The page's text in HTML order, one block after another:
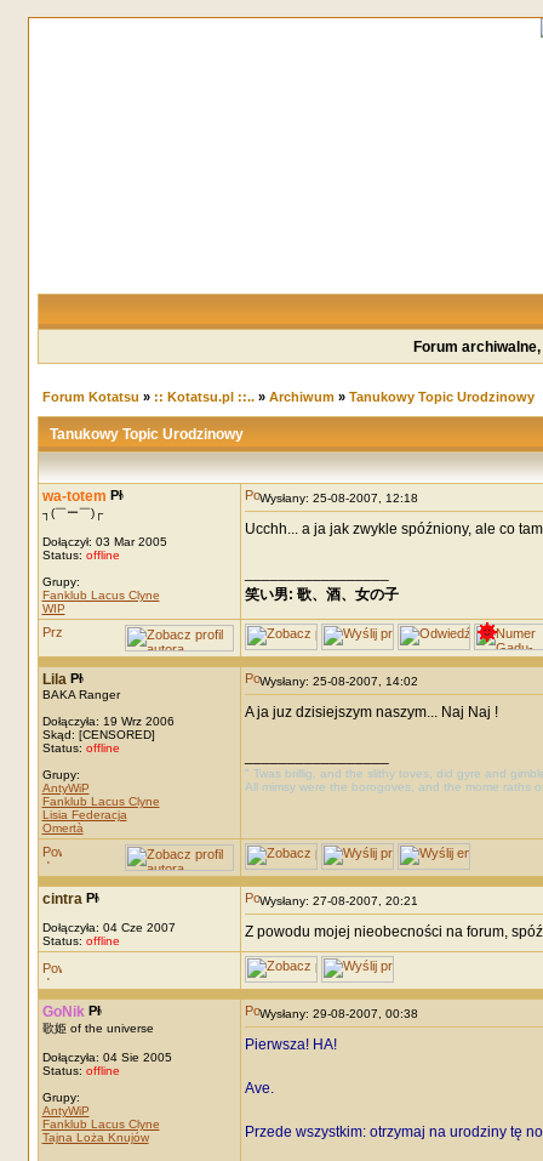
Forum
Forum Kotatsu » :: Kotatsu.pl ::..» Archiwum» Tanukowy Topic Urodzinowy
Tanukowy Topic Urodzinowy
wa-totem
┐(￣ー￣)┌
Dołączył: 03 Mar 2005
Status: offline
Grupy:
Fanklub Lacus Clyne
WIP
Wysłany: 25-08-2007, 12:18
Ucchh... a ja jak zwykle spóźniony, ale co
笑い男: 歌、酒、女の子 DRM:
Lila
BAKA Ranger
Dołączyła: 19 Wrz 2006
Skąd: [CENSORED]
Status: offline
Grupy:
AntyWiP
Fanklub Lacus Clyne
Lisia Federacja
Omertà
Wysłany: 25-08-2007, 14:02
A ja juz dzisiejszym naszym... Naj Naj !
" Twas brillig, and the slithy toves, did gyre and
All mimsy were the borogoves, and the mome raths
cintra
Dołączyła: 04 Cze 2007
Status: offline
Wysłany: 27-08-2007, 20:21
Z powodu mojej nieobecności na forum,
GoNik
歌姫 of the universe
Dołączyła: 04 Sie 2005
Status: offline
Grupy:
AntyWiP
Fanklub Lacus Clyne
Tajna Loża Knujów
Wysłany: 29-08-2007, 00:38
Pierwsza! HA!
Ave.
Przede wszystkim: otrzymaj na urodziny tę